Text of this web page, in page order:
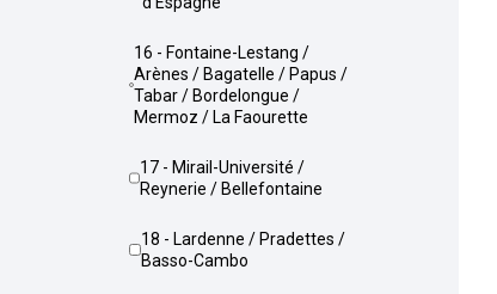
16 - Fontaine-Lestang /
Arènes / Bagatelle / Papus /
Tabar / Bordelongue /
Mermoz / La Faourette
17 - Mirail-Université /
Reynerie / Bellefontaine
18 - Lardenne / Pradettes /
Basso-Cambo